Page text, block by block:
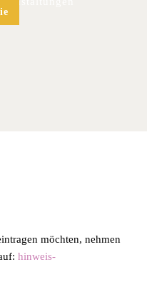
möchten, nehmen
hinweis-